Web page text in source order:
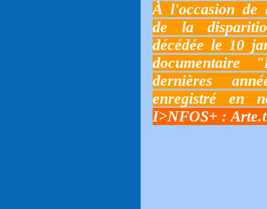
À l'occasion de
de la
décédée le 10
dernières
enregistré en
I>NFOS+ :